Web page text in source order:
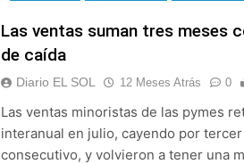
Las ventas suman tres meses
de caída
Diario EL SOL 12 Meses Atrás 0
Las ventas minoristas de las pymes
interanual en julio, cayendo por
consecutivo, y volvieron a tener una